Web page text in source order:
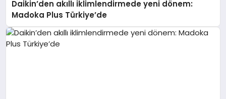
Daikin’den akıllı iklimlendirmede yeni dönem:
Madoka Plus Türkiye’de